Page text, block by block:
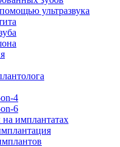
ультразвука
4
6
имплантатах